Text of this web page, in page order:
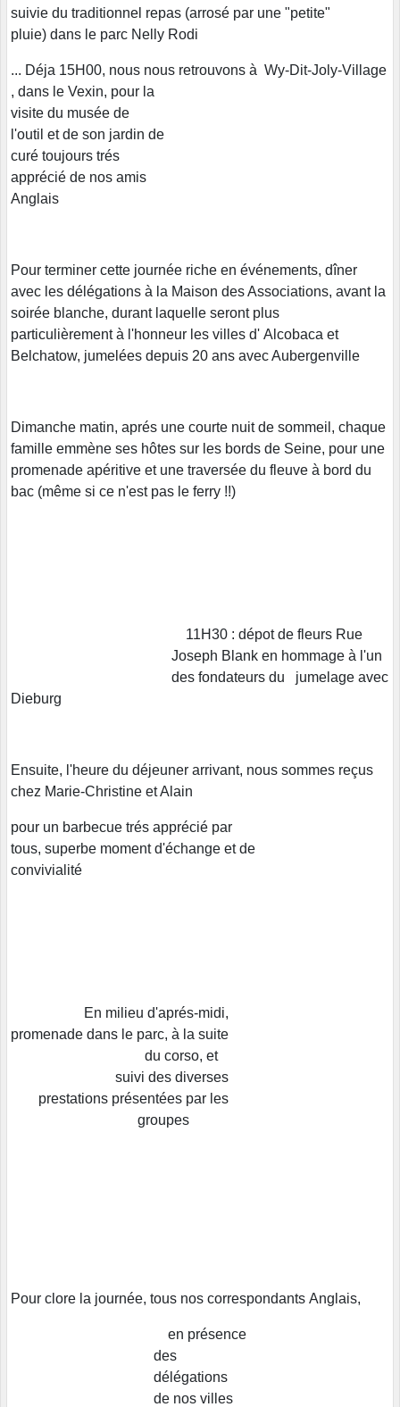
suivie du traditionnel repas (arrosé par une "petite"
pluie) dans le parc Nelly Rodi
... Déja 15H00, nous nous retrouvons à Wy-Dit-Joly-Village
, dans le Vexin, pour la
visite du musée de
l'outil et de son jardin de
curé toujours trés
apprécié de nos amis
Anglais
Pour terminer cette journée riche en événements, dîner
avec les délégations à la Maison des Associations, avant la
soirée blanche, durant laquelle seront plus
particulièrement à l'honneur les villes d' Alcobaca et
Belchatow, jumelées depuis 20 ans avec Aubergenville
Dimanche matin, aprés une courte nuit de sommeil, chaque
famille emmène ses hôtes sur les bords de Seine, pour une
promenade apéritive et une traversée du fleuve à bord du
bac (même si ce n'est pas le ferry !!)
11H30 : dépot de fleurs Rue
Joseph Blank en hommage à l'un
des fondateurs du jumelage avec
Dieburg
Ensuite, l'heure du déjeuner arrivant, nous sommes reçus
chez Marie-Christine et Alain
pour un barbecue trés apprécié par
tous, superbe moment d'échange et de
convivialité
En milieu d'aprés-midi,
promenade dans le parc, à la suite
du corso, et
suivi des diverses
prestations présentées par les
groupes
Pour clore la journée, tous nos correspondants Anglais,
en présence
des
délégations
de nos villes